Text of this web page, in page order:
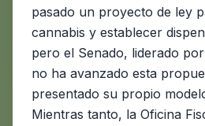
pasado un proyecto de ley
cannabis y establecer
pero el Senado, liderado
no ha avanzado esta
presentado su propio
Mientras tanto, la Oficina